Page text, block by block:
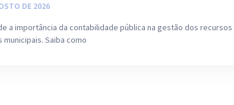
DE 2026
a importância da contabilidade pública na gestão dos recursos
municipais. Saiba como